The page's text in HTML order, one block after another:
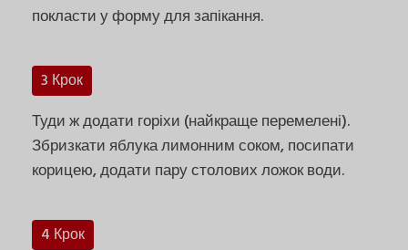
покласти у форму для запікання.
3 Крок
Туди ж додати горіхи (найкраще перемелені).
Збризкати яблука лимонним соком, посипати
корицею, додати пару столових ложок води.
4 Крок